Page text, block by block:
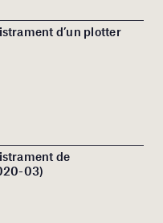
d’un plotter
de
03)